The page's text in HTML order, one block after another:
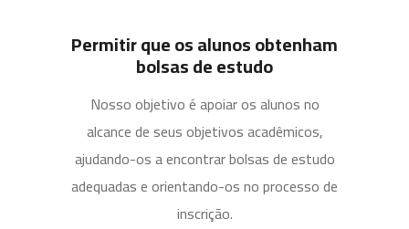
Permitir que os alunos obtenham
bolsas de estudo
Nosso objetivo é apoiar os alunos no
alcance de seus objetivos acadêmicos,
ajudando-os a encontrar bolsas de estudo
adequadas e orientando-os no processo de
inscrição.